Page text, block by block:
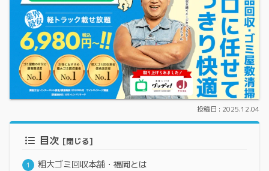
2025.12.04
目次
粗大ゴミ回収本舗・福岡とは